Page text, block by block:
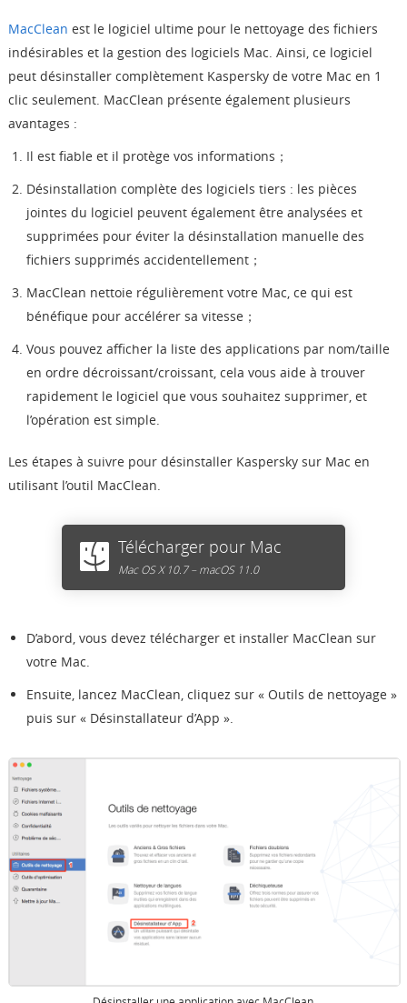
MacClean est le logiciel ultime pour le nettoyage des fichiers
indésirables et la gestion des logiciels Mac. Ainsi, ce logiciel
peut désinstaller complètement Kaspersky de votre Mac en 1
clic seulement. MacClean présente également plusieurs
avantages :
Il est fiable et il protège vos informations；
Désinstallation complète des logiciels tiers : les pièces
jointes du logiciel peuvent également être analysées et
supprimées pour éviter la désinstallation manuelle des
fichiers supprimés accidentellement；
MacClean nettoie régulièrement votre Mac, ce qui est
bénéfique pour accélérer sa vitesse；
Vous pouvez afficher la liste des applications par nom/taille
en ordre décroissant/croissant, cela vous aide à trouver
rapidement le logiciel que vous souhaitez supprimer, et
l’opération est simple.
Les étapes à suivre pour désinstaller Kaspersky sur Mac en
utilisant l’outil MacClean.
Télécharger pour Mac
Mac OS X 10.7 – macOS 11.0
D’abord, vous devez télécharger et installer MacClean sur
votre Mac.
Ensuite, lancez MacClean, cliquez sur « Outils de nettoyage »
puis sur « Désinstallateur d’App ».